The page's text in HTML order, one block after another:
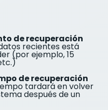
de recuperación
recientes está
(por ejemplo, 15
de recuperación
tardará en volver
después de un